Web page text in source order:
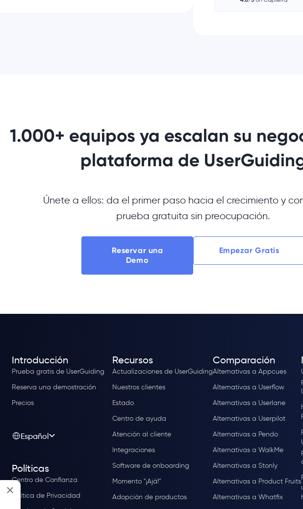
1.000+ equipos ya escalan su
plataforma de
Únete a ellos: da el primer paso hacia el crecimiento y
prueba gratuita sin preocupación.
Reservar una
Demo
Empezar Gratis
Introducción
Prueba gratis de UserGuiding
Reserva una demostración
Precios
Español
Políticas
Centro de Confianza
Política de Privacidad
Recursos
Actualizaciones de UserGuiding
Nuestros clientes
Estado
Centro de ayuda
Atención al cliente
Integraciones
Software de onboarding
Momento "¡Ajá!"
Adopción de productos
Comparación
Alternativas a Appcues
Alternativas a Userflow
Alternativas a Userlane
Alternativas a Userpilot
Alternativas a Pendo
Alternativas a WalkMe
Alternativas a Stonly
Alternativas a Product Fruits
Alternativas a Whatfix
×